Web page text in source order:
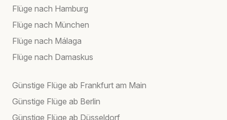
Flüge nach Hamburg
Flüge nach München
Flüge nach Málaga
Flüge nach Damaskus
Günstige Flüge ab Frankfurt am Main
Günstige Flüge ab Berlin
Günstige Flüge ab Düsseldorf